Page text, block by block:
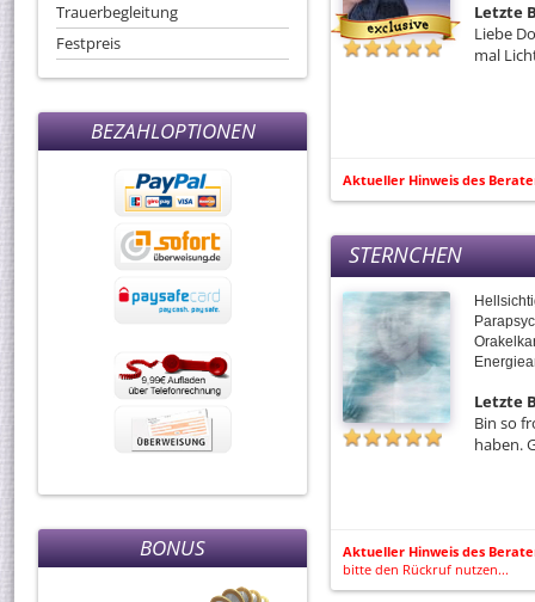
Trauerbegleitung
Festpreis
BEZAHLOPTIONEN
BONUS
Letzte
Liebe
mal
Aktueller Hinweis des
STERNCHEN
Letzte
Bin so
haben.
Aktueller Hinweis des
bitte den Rückruf nutzen...